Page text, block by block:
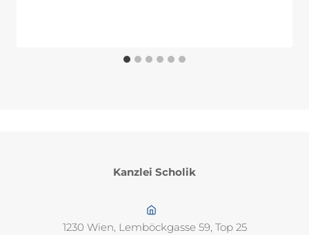
Kanzlei Scholik
1230 Wien, Lemböckgasse 59, Top 25